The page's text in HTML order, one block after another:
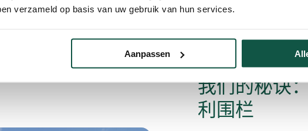
verzameld op basis van uw gebruik van hun services.
Aanpassen
我们的秘诀
利围栏